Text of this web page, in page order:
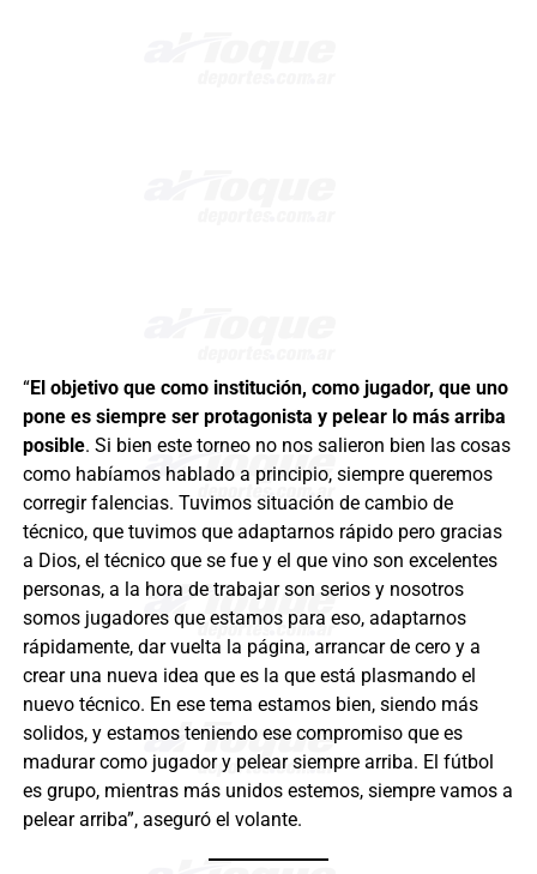
“El objetivo que como institución, como jugador, que uno
pone es siempre ser protagonista y pelear lo más arriba
posible. Si bien este torneo no nos salieron bien las cosas
como habíamos hablado a principio, siempre queremos
corregir falencias. Tuvimos situación de cambio de
técnico, que tuvimos que adaptarnos rápido pero gracias
a Dios, el técnico que se fue y el que vino son excelentes
personas, a la hora de trabajar son serios y nosotros
somos jugadores que estamos para eso, adaptarnos
rápidamente, dar vuelta la página, arrancar de cero y a
crear una nueva idea que es la que está plasmando el
nuevo técnico. En ese tema estamos bien, siendo más
solidos, y estamos teniendo ese compromiso que es
madurar como jugador y pelear siempre arriba. El fútbol
es grupo, mientras más unidos estemos, siempre vamos a
pelear arriba”, aseguró el volante.